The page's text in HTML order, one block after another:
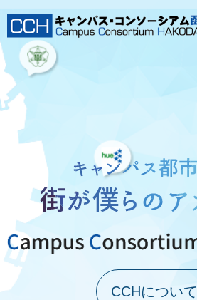
CCHについて